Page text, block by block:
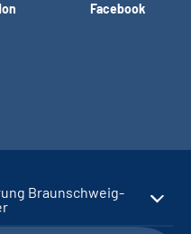
Facebook
Braunschweig-